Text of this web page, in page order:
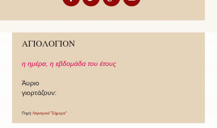
ΑΓΙΟΛΟΓΙΟΝ
η ημέρα, η εβδομάδα του έτους
Άυριο
γιορτάζουν:
Πηγή: Λογισμικό "Σήμερα"